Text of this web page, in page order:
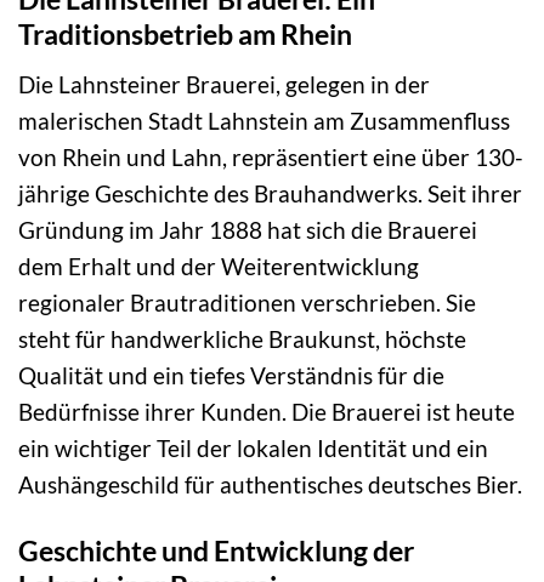
Traditionsbetrieb am Rhein
Die Lahnsteiner Brauerei, gelegen in der
malerischen Stadt Lahnstein am Zusammenfluss
von Rhein und Lahn, repräsentiert eine über 130-
jährige Geschichte des Brauhandwerks. Seit ihrer
Gründung im Jahr 1888 hat sich die Brauerei
dem Erhalt und der Weiterentwicklung
regionaler Brautraditionen verschrieben. Sie
steht für handwerkliche Braukunst, höchste
Qualität und ein tiefes Verständnis für die
Bedürfnisse ihrer Kunden. Die Brauerei ist heute
ein wichtiger Teil der lokalen Identität und ein
Aushängeschild für authentisches deutsches Bier.
Geschichte und Entwicklung der